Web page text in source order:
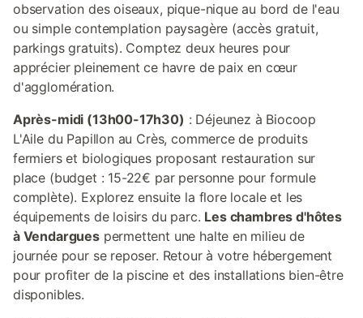
observation des oiseaux, pique-nique au bord de l'eau
ou simple contemplation paysagère (accès gratuit,
parkings gratuits). Comptez deux heures pour
apprécier pleinement ce havre de paix en cœur
d'agglomération.
Après-midi (13h00-17h30) : Déjeunez à Biocoop
L'Aile du Papillon au Crès, commerce de produits
fermiers et biologiques proposant restauration sur
place (budget : 15-22€ par personne pour formule
complète). Explorez ensuite la flore locale et les
équipements de loisirs du parc. Les chambres d'hôtes
à Vendarguespermettent une halte en milieu de
journée pour se reposer. Retour à votre hébergement
pour profiter de la piscine et des installations bien-être
disponibles.